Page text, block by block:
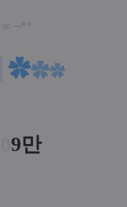
∞ ─*
✿✿✿
9만